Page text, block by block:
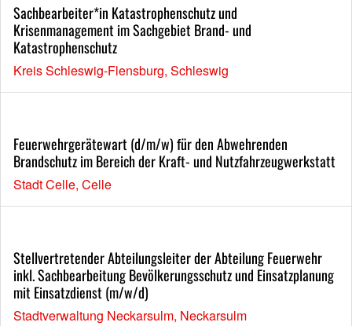
Sachbearbeiter*in Katastrophenschutz und
Krisenmanagement im Sachgebiet Brand- und
Katastrophenschutz
Kreis Schleswig-Flensburg, Schleswig
Feuerwehrgerätewart (d/m/w) für den Abwehrenden
Brandschutz im Bereich der Kraft- und Nutzfahrzeugwerkstatt
Stadt Celle, Celle
Stellvertretender Abteilungsleiter der Abteilung Feuerwehr
inkl. Sachbearbeitung Bevölkerungsschutz und Einsatzplanung
mit Einsatzdienst (m/w/d)
Stadtverwaltung Neckarsulm, Neckarsulm